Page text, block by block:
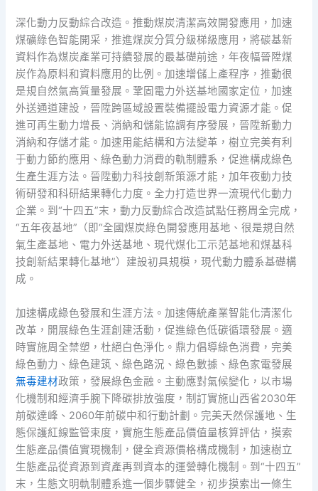
深化動力反動綜合改造。推動煤炭清潔高效開發應用，加速
煤礦綠色智能開采，推進煤炭分質分級梯級應用，將碳基新
資料作為煤炭產業可持續發展的最基礎前途，年夜幅晉陞煤
炭作為原料和資料應用的比例。加速增儲上產程序，推動很
是規自然氣高質量發展。鞏固電力外送基地國家定位，加速
外送通道建設，晉陞跨區域設置裝備擺設電力資源才能。促
進可再生動力增長、消納和儲能協調有序發展，晉陞新動力
消納和存儲才能。加速用能結構和方法變革，樹立完美有利
于動力節約應用、綠色動力消費的軌制體系，促進構成綠色
生產生涯方法。晉陞動力科技創新策源才能，加年夜動力技
術研發和科研結果轉化力度。全力打造世界一流現代化動力
企業。到“十四五”末，動力反動綜合改造試點任務周全完成，
“五年夜基地”（即“全國煤炭綠色開發應用基地、很是規自然
氣生產基地、電力外送基地、現代煤化工示范基地和煤基科
技創新結果轉化基地”）建設初具規模，現代動力體系基礎構
成。
加速構成綠色發展和生涯方法。加速傳統產業智能化清潔化
改革，開展綠色生涯創建活動，促進綠色低碳循環發展。適
時實施周全禁塑，杜絕白色淨化。鼎力倡導綠色消費，完美
綠色動力、綠色建筑、綠色路況、綠色數據、綠色家電發展
無毒建材政策，發展綠色金融。主動應對氣候變化，以市場
化機制和經濟手腕下降碳排放強度，制訂實施山西省2030年
前碳達峰、2060年前碳中和行動計劃。完美天然保護地、生
態保護紅線監管束度，實施生態產品價值量核算評估，摸索
生態產品價值實現機制，健全資源價格構成機制，加速樹立
生態產品從資源到資產再到資本的運營轉化機制。到“十四五”
末，生態文明軌制體系進一個步驟健全，初步摸索出一條生